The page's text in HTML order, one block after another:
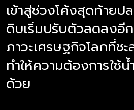
เข้าสู่ช่วงโค้งสุดท้ายป
ดิบเริ่มปรับตัวลดลงอี
ภาวะเศรษฐกิจโลกที่ช
ทำให้ความต้องการใช้
ด้วย